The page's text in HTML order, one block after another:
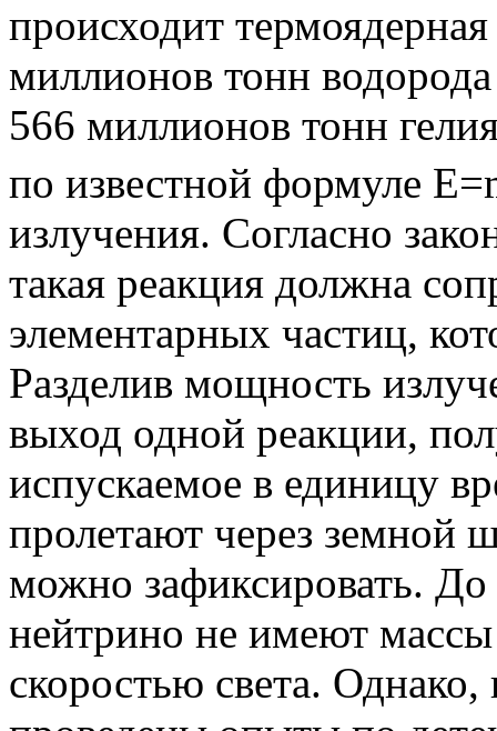
происходит
миллионов тонн
566 миллионов тонн
по известной формуле E=
излучения. Согласно
такая реакция должна
элементарных частиц,
Разделив мощность
выход одной реакции,
испускаемое в единицу
пролетают через земной
можно зафиксировать. До
нейтрино не имеют массы
скоростью света. Однако,